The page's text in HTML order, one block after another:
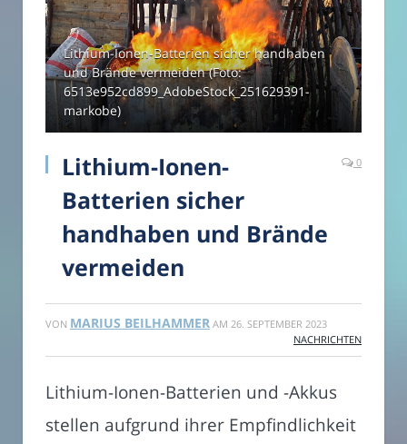
Lithium-Ionen-Batterien sicher handhaben
und Brände vermeiden (Foto:
6513e952cd899_AdobeStock_251629391-
markobe)
Lithium-Ionen-
Batterien sicher
handhaben und Brände
vermeiden
0
VON MARIUS BEILHAMMER AM 26. SEPTEMBER 2023
NACHRICHTEN
Lithium-Ionen-Batterien und -Akkus
stellen aufgrund ihrer Empfindlichkeit